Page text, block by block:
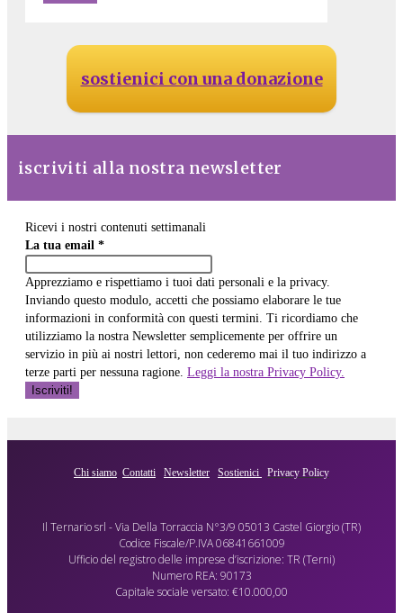
sostienici con una donazione
iscriviti alla nostra newsletter
Ricevi i nostri contenuti settimanali
La tua email *
Apprezziamo e rispettiamo i tuoi dati personali e la privacy.
Inviando questo modulo, accetti che possiamo elaborare le tue
informazioni in conformità con questi termini. Ti ricordiamo che
utilizziamo la nostra Newsletter semplicemente per offrire un
servizio in più ai nostri lettori, non cederemo mai il tuo indirizzo a
terze parti per nessuna ragione. Leggi la nostra Privacy Policy.
Chi siamo Contatti Newsletter Sostienici Privacy Policy
Il Ternario srl - Via Della Torraccia N°3/9 05013 Castel Giorgio (TR)
Codice Fiscale/P.IVA 06841661009
Ufficio del registro delle imprese d’iscrizione: TR (Terni)
Numero REA: 90173
Capitale sociale versato: €10.000,00